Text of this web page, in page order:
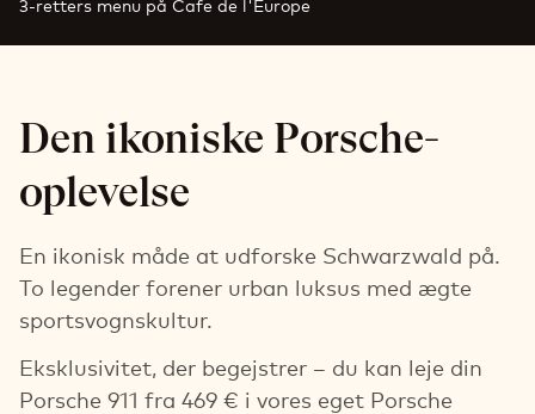
Den ikoniske Porsche-
oplevelse
En ikonisk måde at udforske Schwarzwald på.
To legender forener urban luksus med ægte
sportsvognskultur.
Eksklusivitet, der begejstrer – du kan leje din
Porsche 911 fra 469 € i vores eget Porsche